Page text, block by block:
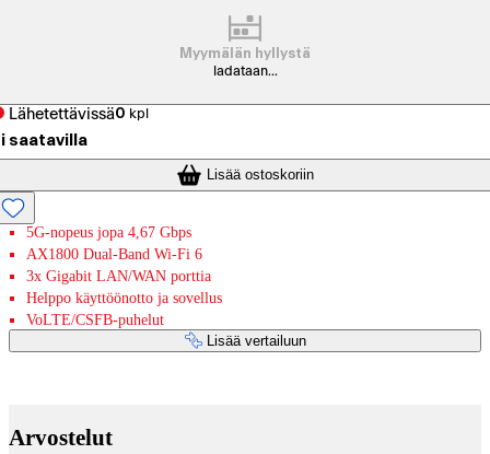
Myymälän hyllystä
ladataan...
Lähetettävissä0 kpl
saatavilla
Lisää ostoskoriin
5G-nopeus jopa 4,67 Gbps
AX1800 Dual-Band Wi-Fi 6
3x Gigabit LAN/WAN porttia
Helppo käyttöönotto ja sovellus
VoLTE/CSFB-puhelut
Lisää vertailuun
Arvostelut